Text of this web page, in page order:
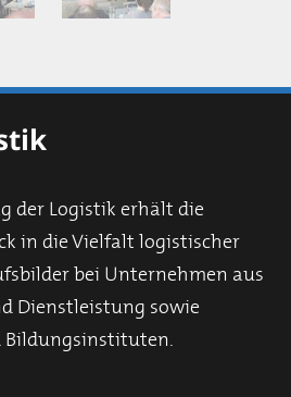
der Logistik erhält die
in die Vielfalt logistischer
bei Unternehmen aus
Dienstleistung sowie
Bildungsinstituten.